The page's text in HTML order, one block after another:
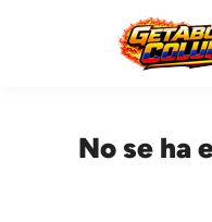
No se ha